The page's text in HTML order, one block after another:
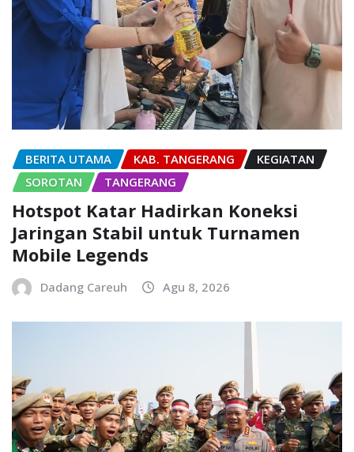
BERITA UTAMA KAB. TANGERANG
KEGIATAN
SOROTAN
TANGERANG
Hotspot Katar Hadirkan Koneksi
Jaringan Stabil untuk Turnamen
Mobile Legends
Dadang Careuh Agu 8, 2026